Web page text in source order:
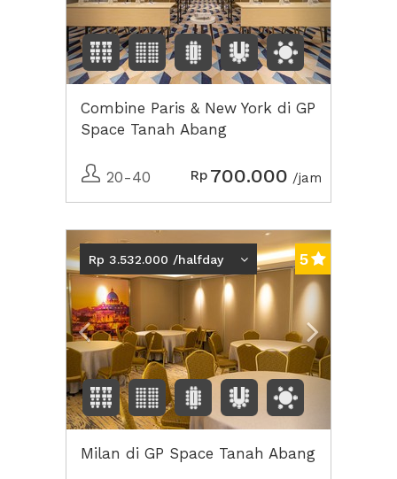
Combine Paris & New York di GP
Space Tanah Abang
20-40 Rp 700.000 /jam
Previous Next2
Rp 3.532.000 /halfday 5
Milan di GP Space Tanah Abang